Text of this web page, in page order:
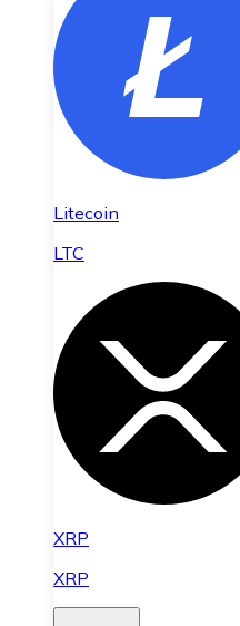
Litecoin
LTC
XRP
XRP